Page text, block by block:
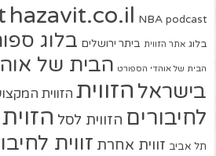
hazavit.co.il NBA podcast
בלוג אתר הזווית ביתר ירושלים בלוג
הבית של אוהדי הספורט הבית של
בישראל הזווית הזווית
לחיבורים הזווית לסל הזוית
תל אביב זווית אחרת זווית